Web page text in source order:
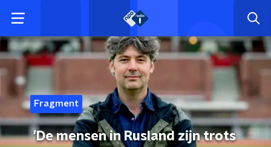
Fragment
'De mensen in Rusland zijn trots